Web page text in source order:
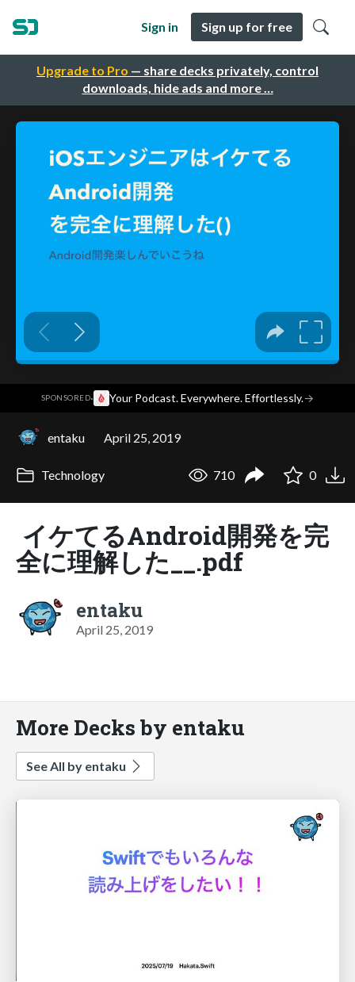
Upgrade to Pro — share decks privately, control
downloads, hide ads and more …
Sign in Sign up for free
SPONSORED· Your Podcast. Everywhere. Effortlessly.→
entaku April 25, 2019
Technology 710 0
イケてるAndroid開発を完
全に理解した__.pdf
entaku
April 25, 2019
More Decks by entaku
See All by entaku